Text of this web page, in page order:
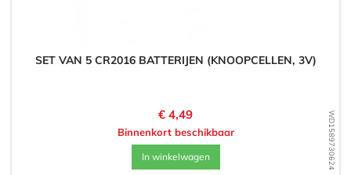
WD1589730624
SET VAN 5 CR2016 BATTERIJEN (KNOOPCELLEN, 3V)
Prijs
€ 4,49
Binnenkort beschikbaar
In winkelwagen